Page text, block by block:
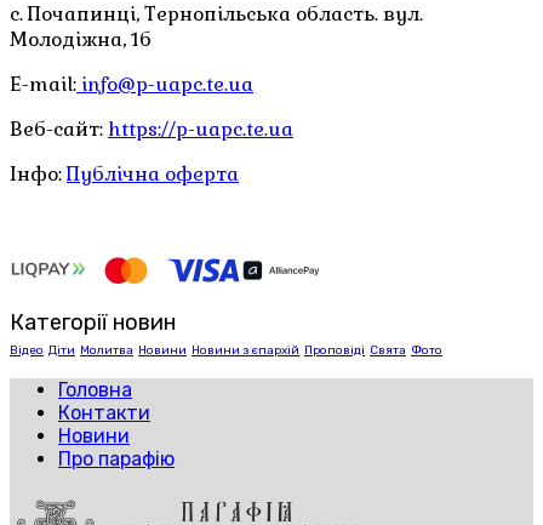
с. Почапинці, Тернопільська область. вул.
Молодіжна, 1б
E-mail: info@p-uapc.te.ua
Веб-сайт: https://p-uapc.te.ua
Інфо:Публічна оферта
Категорії новин
Відео Діти Молитва Новини Новини з єпархій Проповіді Свята Фото
Головна
Контакти
Новини
Про парафію